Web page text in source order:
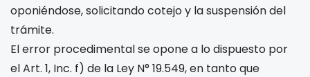
oponiéndose, solicitando cotejo y la suspensión del
trámite.
El error procedimental se opone a lo dispuesto por
el Art. 1, Inc. f) de la Ley N° 19.549, en tanto que